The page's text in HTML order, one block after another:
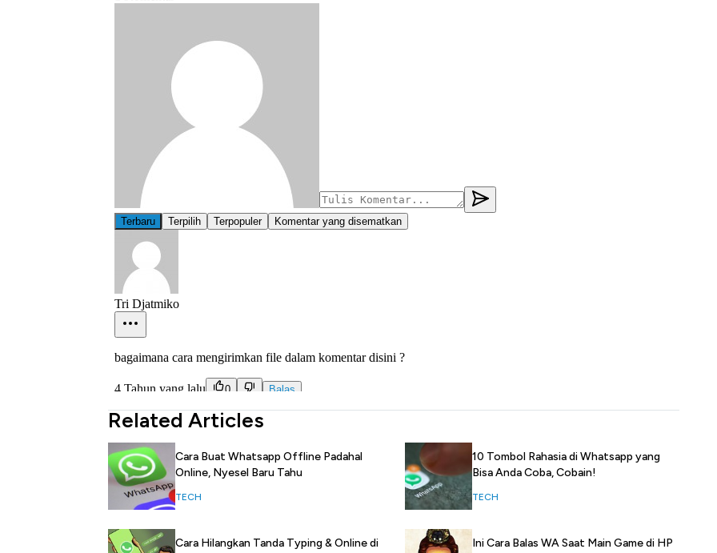
Related Articles
Cara Buat Whatsapp Offline Padahal
Online, Nyesel Baru Tahu
TECH
Cara Hilangkan Tanda Typing & Online di
10 Tombol Rahasia di Whatsapp yang
Bisa Anda Coba, Cobain!
TECH
Ini Cara Balas WA Saat Main Game di HP